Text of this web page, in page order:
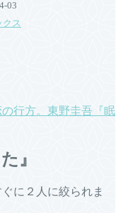
03
クス
行方。東野圭吾『眠
』
に２人に絞られま